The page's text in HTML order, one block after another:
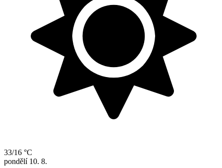
33/16 °C
pondělí 10. 8.